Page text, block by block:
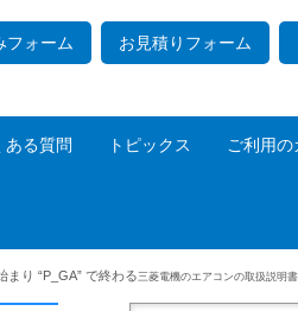
フォーム お見積りフォーム
ある質問 トピックス ご利用
まり “P_GA” で終わる三菱電機のエアコンの取扱説明書